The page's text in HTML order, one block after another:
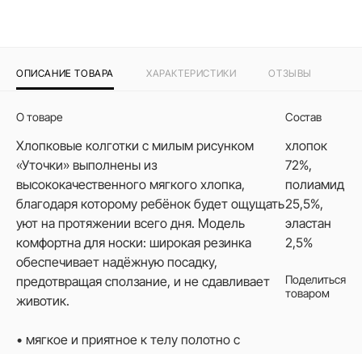
ОПИСАНИЕ ТОВАРА ХАРАКТЕРИСТИКИ ОТЗЫВЫ
О товаре
Хлопковые колготки с милым рисунком
«Уточки» выполнены из
высококачественного мягкого хлопка,
благодаря которому ребёнок будет ощущать
уют на протяжении всего дня. Модель
комфортна для носки: широкая резинка
обеспечивает надёжную посадку,
предотвращая сползание, и не сдавливает
животик.
• мягкое и приятное к телу полотно с
Состав
хлопок
72%,
полиамид
25,5%,
эластан
2,5%
Поделиться
товаром